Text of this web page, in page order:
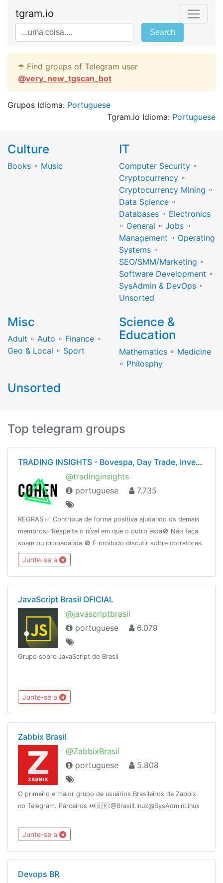
tgram.io
Search
☂️ Find groups of Telegram user
@very_new_tgscan_bot
Grupos Idioma: Portuguese
Tgram.io Idioma: Portuguese
Culture
Books ∘ Music
IT
Computer Security ∘
Cryptocurrency ∘
Cryptocurrency Mining ∘
Data Science ∘
Databases ∘ Electronics
∘ General ∘ Jobs ∘
Management ∘ Operating
Systems ∘
SEO/SMM/Marketing ∘
Software Development ∘
SysAdmin & DevOps ∘
Unsorted
Misc
Adult ∘ Auto ∘ Finance ∘
Geo & Local ∘ Sport
Science &
Education
Mathematics ∘ Medicine
∘ Philosphy
Unsorted
Top telegram groups
TRADING INSIGHTS - Bovespa, Day Trade, Investimentos (Rodrigo Cohen)
@tradinginsights
portuguese
7.735
REGRAS ✅ Contribua de forma positiva ajudando os demais
membros✅Respeite o nível em que o outro está🚫 Não faça
spam ou propaganda 🚫 É proibido discutir sobre corretoras.
O grupo não é suporte ou ouvidoria. Site:
http://rodrigocohen.com.br
Junte-se a
JavaScript Brasil OFICIAL
@javascriptbrasil
portuguese
6.079
Grupo sobre JavaScript do Brasil
Junte-se a
Zabbix Brasil
@ZabbixBrasil
portuguese
5.808
O primeiro e maior grupo de usuários Brasileiros de Zabbix
no Telegram. Parceiros 💤🇧🇷:@BrasilLinux@SysAdminLinux
Junte-se a
Devops BR